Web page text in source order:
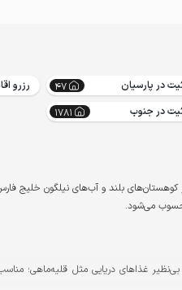
در پارسیان 47
در جنوب 1781
کوهستان‌های بلند و آب‌های نیلگون خلیج
می‌شود.
غذاهای دریایی مثل قلیه‌ماهی؛